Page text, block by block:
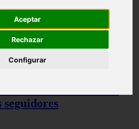
Aceptar
Rechazar
Configurar
detalle del
ha desatado todas las